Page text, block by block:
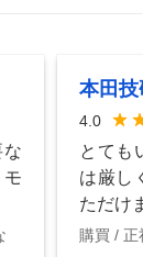
本田
4.0
とても
は厳し
ただけ
購買 正